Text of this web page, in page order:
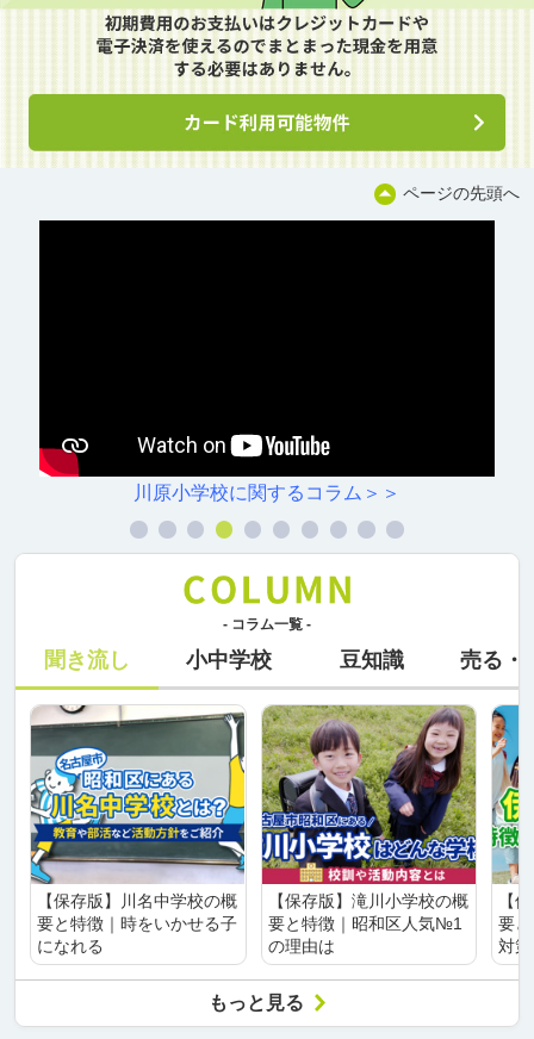
ページの先頭へ
川原小学校に関するコラム＞＞
- コラム一覧 -
聞き流し 小中学校 豆知識 売る・
【保存版】川名中学校の概
要と特徴｜時をいかせる子
になれる
【保存版】滝川小学校の概
要と特徴｜昭和区人気№1
の理由は
【
要
対
もっと見る